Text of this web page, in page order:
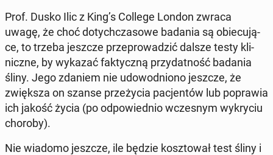
Prof. Dusko Ilic z King’s College London zwraca
uwagę, że choć do­tych­cza­so­we badania są obie­cu­ją­
ce, to trzeba jeszcze prze­pro­wa­dzić dalsze testy kli­
nicz­ne, by wykazać fak­tycz­ną przy­dat­ność badania
śliny. Jego zdaniem nie udo­wod­nio­no jeszcze, że
zwięk­sza on szanse prze­ży­cia pa­cjen­tów lub po­pra­wia
ich jakość życia (po od­po­wied­nio wcze­snym wy­kry­ciu
choroby).
Nie wiadomo jeszcze, ile będzie kosz­to­wał test śliny i